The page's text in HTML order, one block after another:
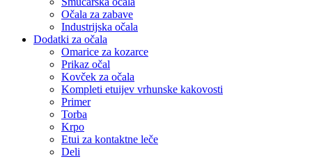
Očala za zabave
Industrijska očala
Dodatki za očala
Omarice za kozarce
Prikaz očal
Kovček za očala
Kompleti etuijev vrhunske kakovosti
Primer
Torba
Krpo
Etui za kontaktne leče
Deli